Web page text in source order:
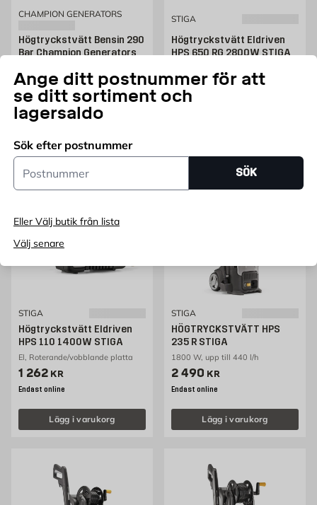
Ange ditt postnummer för att
se ditt sortiment och
lagersaldo
Sök efter postnummer
Postnummer
SÖK
Eller Välj butik från lista
Välj senare
CHAMPION GENERATORS
Högtryckstvätt Bensin 290
Bar Champion Generators
25.4cm Punkteringsfria
Pris 13995 kr
13 995 KR
Endast online
Lägg i varukorg
STIGA
Högtryckstvätt Eldriven
HPS 650 RG 2800W STIGA
Pris 5319 kr
5 319KR
Endast online
STIGA
Högtryckstvätt Eldriven
HPS 110 1400W STIGA
El, Roterande/vobblande platta
Pris 1262 kr
1 262 KR
Endast online
Lägg i varukorg
STIGA
HÖGTRYCKSTVÄTT HPS
235 R STIGA
1800 W, upp till 440 l/h
Pris 2490 kr
2 490 KR
Endast online
Lägg i varukorg